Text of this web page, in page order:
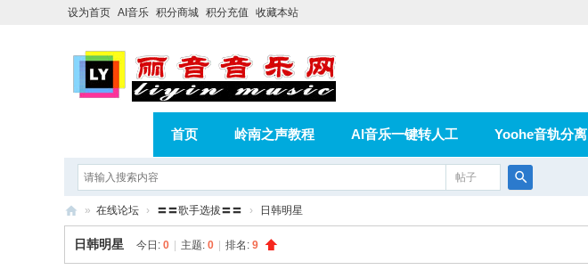
设为首页 AI音乐 积分商城 积分充值 收藏本站
首页 岭南之声教程 AI音乐一键转人工 Yoohe音轨分离
在线论坛
相册 分享 记录
帖子
索
丽
音
» 在线论坛 › 〓〓歌手选拔〓〓 › 日韩明星
日韩明星 今日: 0 主题: 0 排名: 9